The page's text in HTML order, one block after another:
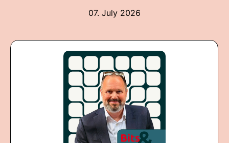
07. July 2026